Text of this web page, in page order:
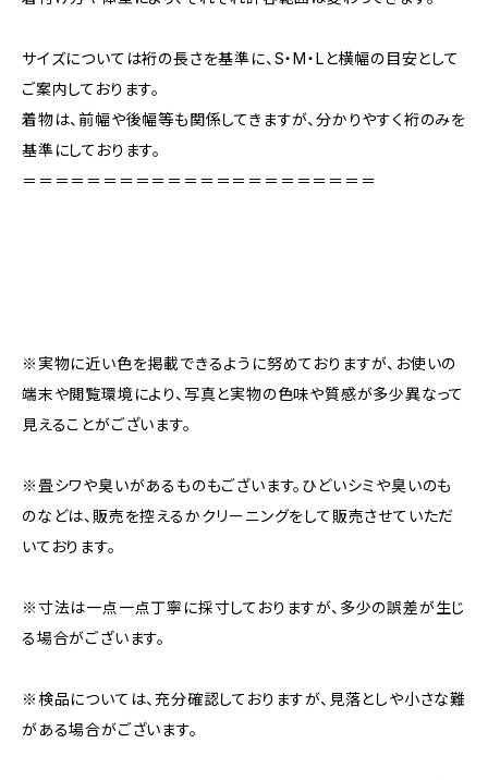
サイズについては裄の長さを基準に、S・M・Lと横幅の目安として
ご案内しております。
着物は、前幅や後幅等も関係してきますが、分かりやすく裄のみを
基準にしております。
＝＝＝＝＝＝＝＝＝＝＝＝＝＝＝＝＝＝＝＝＝＝
※実物に近い色を掲載できるように努めておりますが、お使いの
端末や閲覧環境により、写真と実物の色味や質感が多少異なって
見えることがございます。
※畳シワや臭いがあるものもございます。ひどいシミや臭いのも
のなどは、販売を控えるかクリーニングをして販売させていただ
いております。
※寸法は一点一点丁寧に採寸しておりますが、多少の誤差が生じ
る場合がございます。
※検品については、充分確認しておりますが、見落としや小さな難
がある場合がございます。